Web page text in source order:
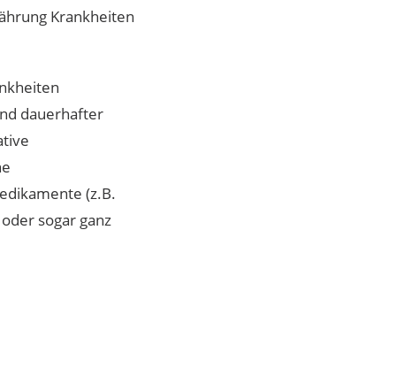
Krankheiten
dauerhafter
(z.B.
sogar ganz